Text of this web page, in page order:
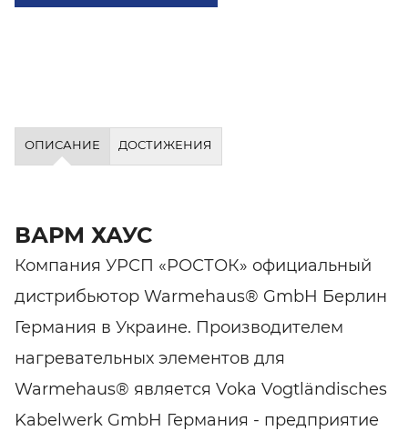
ОПИСАНИЕ ДОСТИЖЕНИЯ
ВАРМ ХАУС
Компания УРСП «РОСТОК» официальный
дистрибьютор Warmehaus® GmbH Берлин
Германия в Украине. Производителем
нагревательных элементов для
Warmehaus® является Voka Vogtländisches
Kabelwerk GmbH Германия - предприятие